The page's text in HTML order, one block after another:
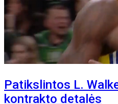
Patikslintos L.
kontrakto detalės